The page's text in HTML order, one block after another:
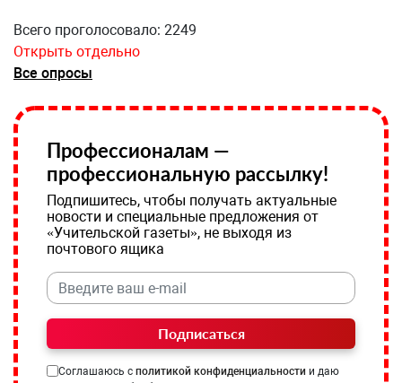
Всего проголосовало: 2249
Открыть отдельно
Все опросы
Профессионалам —
профессиональную рассылку!
Подпишитесь, чтобы получать актуальные
новости и специальные предложения от
«Учительской газеты», не выходя из
почтового ящика
Подписаться
Соглашаюсь с политикой конфиденциальности и даю